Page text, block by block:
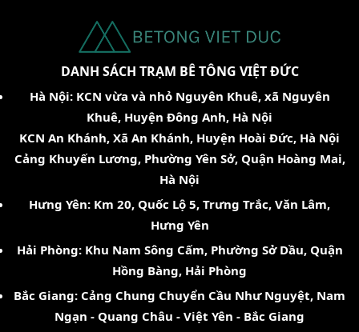
DANH SÁCH TRẠM BÊ TÔNG VIỆT ĐỨC
Hà Nội: KCN vừa và nhỏ Nguyên Khuê, xã Nguyên
Khuê, Huyện Đông Anh, Hà Nội
KCN An Khánh, Xã An Khánh, Huyện Hoài Đức, Hà Nội
Cảng Khuyến Lương, Phường Yên Sở, Quận Hoàng Mai,
Hà Nội
Hưng Yên: Km 20, Quốc Lộ 5, Trưng Trắc, Văn Lâm,
Hưng Yên
Hải Phòng: Khu Nam Sông Cấm, Phường Sở Dầu, Quận
Hồng Bàng, Hải Phòng
Bắc Giang: Cảng Chung Chuyển Cầu Như Nguyệt, Nam
Ngạn - Quang Châu - Việt Yên - Bắc Giang